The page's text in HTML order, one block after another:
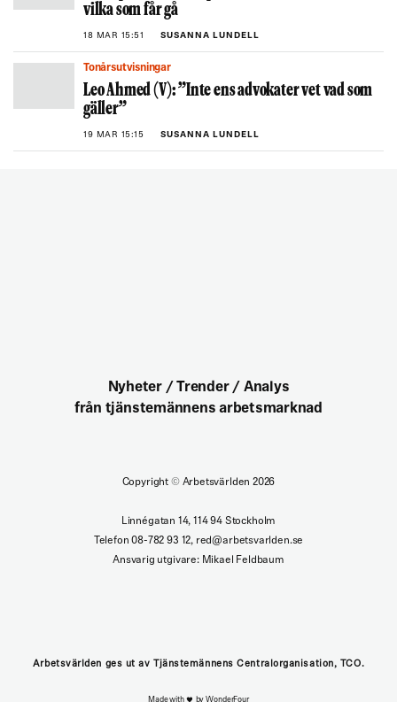
vilka som får gå
18 MAR 15:51 SUSANNA LUNDELL
Tonårsutvisningar
Leo Ahmed (V): ”Inte ens advokater vet vad som
gäller”
19 MAR 15:15 SUSANNA LUNDELL
Nyheter / Trender / Analys
från tjänstemännens arbetsmarknad
Copyright ©Arbetsvärlden 2026
Linnégatan 14, 114 94 Stockholm
Telefon 08-782 93 12, red@arbetsvarlden.se
Ansvarig utgivare: Mikael Feldbaum
Arbetsvärlden ges ut av Tjänstemännens Centralorganisation, TCO.
Made with by WonderFour